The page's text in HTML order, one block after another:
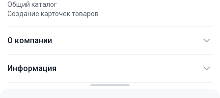
Общий каталог
Создание карточек товаров
О компании
Международные платежи
Информация
Не являет публичной офертой